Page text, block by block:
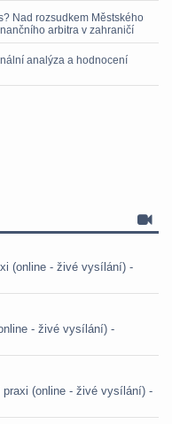
Nad rozsudkem Městského
arbitra v zahraničí
analýza a hodnocení
(online - živé vysílání) -
- živé vysílání) -
(online - živé vysílání) -